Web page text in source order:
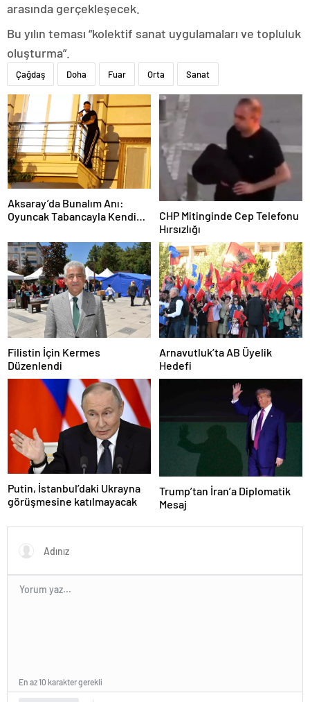
arasında gerçekleşecek.
Bu yılın teması “kolektif sanat uygulamaları ve topluluk
oluşturma”.
Çağdaş Doha Fuar Orta Sanat
Aksaray’da Bunalım Anı:
Oyuncak Tabancayla Kendine
CHP Mitinginde Cep Telefonu
Hırsızlığı
Filistin İçin Kermes
Düzenlendi
Arnavutluk’ta AB Üyelik
Hedefi
Putin, İstanbul’daki Ukrayna
görüşmesine katılmayacak
Trump’tan İran’a Diplomatik
Mesaj
En az 10 karakter gerekli